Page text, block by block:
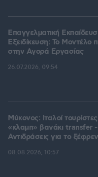
Επαγγελματική
Εξειδίκευση: Το Mοντέλο
στην Aγορά Eργασίας
26.07.2026, 09:54
Μύκονος: Ιταλοί
«κλαμπ» βανάκι transfer -
Αντιδράσεις για το
08.08.2026, 10:57